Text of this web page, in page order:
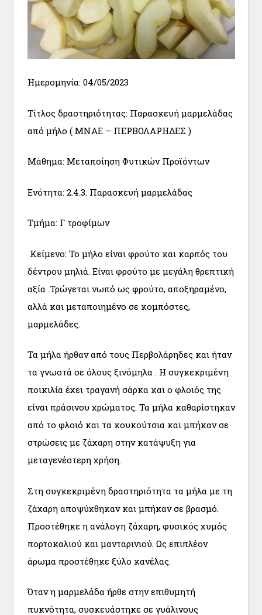
Ημερομηνία: 04/05/2023
Τίτλος δραστηριότητας: Παρασκευή μαρμελάδας
από μήλο ( ΜΝΑΕ – ΠΕΡΒΟΛΑΡΗΔΕΣ )
Μάθημα: Μεταποίηση Φυτικών Προϊόντων
Ενότητα: 2.4.3. Παρασκευή μαρμελάδας
Τμήμα: Γ τροφίμων
Κείμενο: Το μήλο είναι φρούτο και καρπός του
δέντρου μηλιά. Είναι φρούτο με μεγάλη θρεπτική
αξία .Τρώγεται νωπό ως φρούτο, αποξηραμένο,
αλλά και μεταποιημένο σε κομπόστες,
μαρμελάδες.
Τα μήλα ήρθαν από τους Περβολάρηδες και ήταν
τα γνωστά σε όλους ξινόμηλα . Η συγκεκριμένη
ποικιλία έχει τραγανή σάρκα και ο φλοιός της
είναι πράσινου χρώματος. Τα μήλα καθαρίστηκαν
από το φλοιό και τα κουκούτσια και μπήκαν σε
στρώσεις με ζάχαρη στην κατάψυξη για
μεταγενέστερη χρήση.
Στη συγκεκριμένη δραστηριότητα τα μήλα με τη
ζάχαρη αποψύχθηκαν και μπήκαν σε βρασμό.
Προστέθηκε η ανάλογη ζάχαρη, φυσικός χυμός
πορτοκαλιού και μανταρινιού. Ως επιπλέον
άρωμα προστέθηκε ξύλο κανέλας.
Όταν η μαρμελάδα ήρθε στην επιθυμητή
πυκνότητα, συσκευάστηκε σε γυάλινους